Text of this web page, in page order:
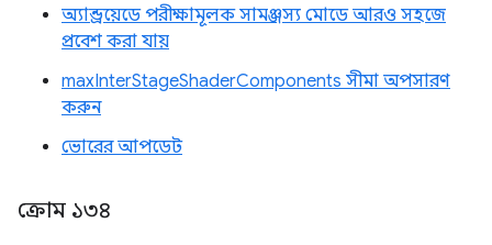
অ্যান্ড্রয়েডে পরীক্ষামূলক সামঞ্জস্য মোডে আরও সহজে
প্রবেশ করা যায়
maxInterStageShaderComponents সীমা অপসারণ
করুন
ভোরের আপডেট
ক্রোম ১৩৪